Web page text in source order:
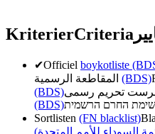
KriterierCriteria
✔Officiel boykotliste
(BDS)
(BDS)
(BDS)
Sortlisten (FN blacklist)
السوداء للأمم المتحدة)